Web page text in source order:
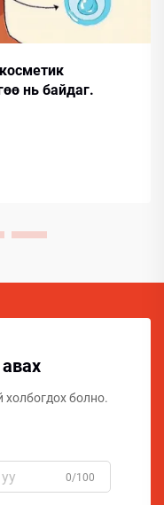
нь байдаг.
холбогдох болно.
0/100